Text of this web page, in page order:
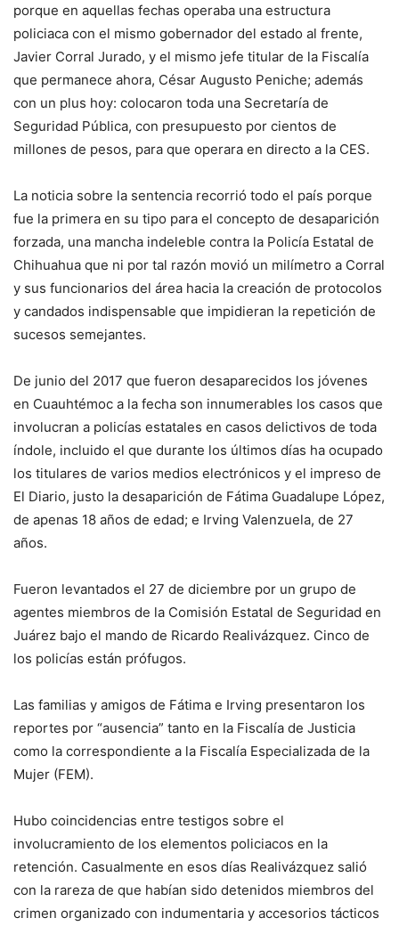
porque en aquellas fechas operaba una estructura
policiaca con el mismo gobernador del estado al frente,
Javier Corral Jurado, y el mismo jefe titular de la Fiscalía
que permanece ahora, César Augusto Peniche; además
con un plus hoy: colocaron toda una Secretaría de
Seguridad Pública, con presupuesto por cientos de
millones de pesos, para que operara en directo a la CES.
La noticia sobre la sentencia recorrió todo el país porque
fue la primera en su tipo para el concepto de desaparición
forzada, una mancha indeleble contra la Policía Estatal de
Chihuahua que ni por tal razón movió un milímetro a Corral
y sus funcionarios del área hacia la creación de protocolos
y candados indispensable que impidieran la repetición de
sucesos semejantes.
De junio del 2017 que fueron desaparecidos los jóvenes
en Cuauhtémoc a la fecha son innumerables los casos que
involucran a policías estatales en casos delictivos de toda
índole, incluido el que durante los últimos días ha ocupado
los titulares de varios medios electrónicos y el impreso de
El Diario, justo la desaparición de Fátima Guadalupe López,
de apenas 18 años de edad; e Irving Valenzuela, de 27
años.
Fueron levantados el 27 de diciembre por un grupo de
agentes miembros de la Comisión Estatal de Seguridad en
Juárez bajo el mando de Ricardo Realivázquez. Cinco de
los policías están prófugos.
Las familias y amigos de Fátima e Irving presentaron los
reportes por “ausencia” tanto en la Fiscalía de Justicia
como la correspondiente a la Fiscalía Especializada de la
Mujer (FEM).
Hubo coincidencias entre testigos sobre el
involucramiento de los elementos policiacos en la
retención. Casualmente en esos días Realivázquez salió
con la rareza de que habían sido detenidos miembros del
crimen organizado con indumentaria y accesorios tácticos